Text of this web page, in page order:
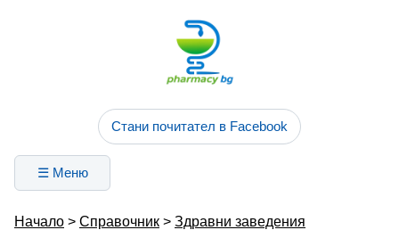
Стани почитател в Facebook
☰ Меню
Начало > Справочник > Здравни заведения